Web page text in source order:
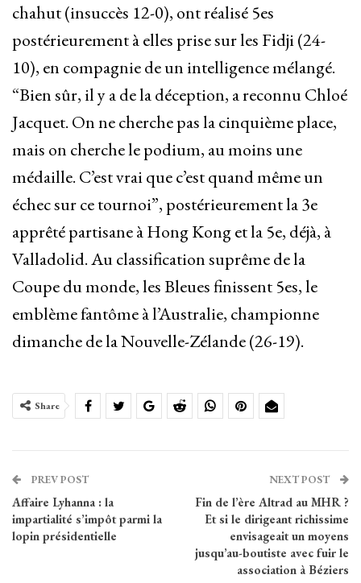
chahut (insuccès 12-0), ont réalisé 5es
postérieurement à elles prise sur les Fidji (24-
10), en compagnie de un intelligence mélangé.
“Bien sûr, il y a de la déception, a reconnu Chloé
Jacquet. On ne cherche pas la cinquième place,
mais on cherche le podium, au moins une
médaille. C’est vrai que c’est quand même un
échec sur ce tournoi”, postérieurement la 3e
apprêté partisane à Hong Kong et la 5e, déjà, à
Valladolid. Au classification suprême de la
Coupe du monde, les Bleues finissent 5es, le
emblème fantôme à l’Australie, championne
dimanche de la Nouvelle-Zélande (26-19).
Share
PREV POST
Affaire Lyhanna : la
impartialité s’impôt parmi la
lopin présidentielle
NEXT POST
Fin de l’ère Altrad au MHR ?
Et si le dirigeant richissime
envisageait un moyens
jusqu’au-boutiste avec fuir le
association à Béziers